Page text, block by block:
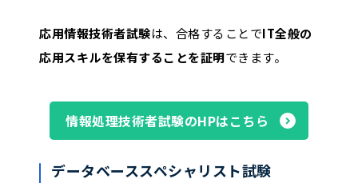
応用情報技術者試験は、合格することでIT全般の
応用スキルを保有することを証明できます。
情報処理技術者試験のHPはこちら
データベーススペシャリスト試験